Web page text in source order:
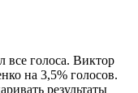
голоса. Виктор
на 3,5% голосов.
результаты